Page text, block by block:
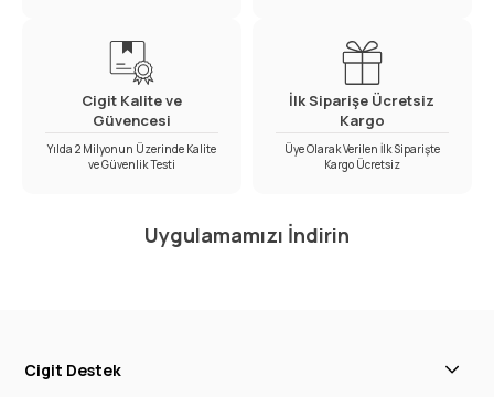
Cigit Kalite ve
Güvencesi
Yılda 2 Milyonun Üzerinde Kalite
ve Güvenlik Testi
İlk Siparişe Ücretsiz
Kargo
Üye Olarak Verilen İlk Siparişte
Kargo Ücretsiz
Uygulamamızı İndirin
Cigit Destek